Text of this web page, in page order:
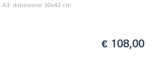
dimesione 30x42 cm
€ 108,00